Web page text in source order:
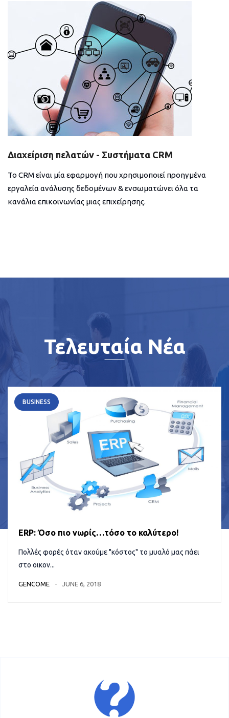
Διαχείριση πελατών - Συστήματα CRM
Το CRM είναι μία εφαρμογή που χρησιμοποιεί προηγμένα
εργαλεία ανάλυσης δεδομένων & ενσωματώνει όλα τα
κανάλια επικοινωνίας μιας επιχείρησης.
Τελευταία Νέα
BUSINESS
ERP: Όσο πιο νωρίς…τόσο το καλύτερο!
Πολλές φορές όταν ακούμε "κόστος" το μυαλό μας πάει
στο οικον...
GENCOME JUNE 6, 2018